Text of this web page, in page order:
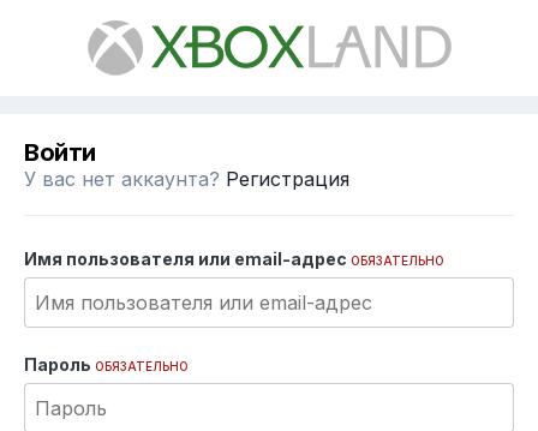
Войти
У вас нет аккаунта? Регистрация
Имя пользователя или email-адрес ОБЯЗАТЕЛЬНО
Пароль ОБЯЗАТЕЛЬНО